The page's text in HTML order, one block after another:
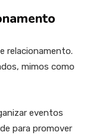
relacionamento.
mimos como
eventos
para promover